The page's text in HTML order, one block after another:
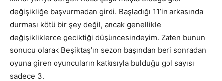
değişikliğe başvurmadan girdi. Başladığı 11’in arkasında
durması kötü bir şey değil, ancak genellikle
değişikliklerde geciktiği düşüncesindeyim. Zaten bunun
sonucu olarak Beşiktaş’ın sezon başından beri sonradan
oyuna giren oyuncuların katkısıyla bulduğu gol sayısı
sadece 3.